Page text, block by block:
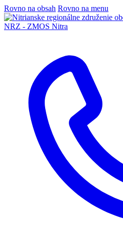
Rovno na obsah Rovno na menu
NRZ - ZMOS Nitra